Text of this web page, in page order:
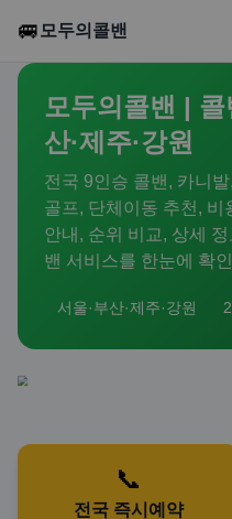
🚐 모두의콜밴
모두의콜밴 |
산·제주·강원
전국 9인승 콜밴, 카니
골프, 단체이동 추천, 비
안내, 순위 비교, 상세
밴 서비스를 한눈에 확
서울·부산·제주·강원
📞
전국 즉시예약